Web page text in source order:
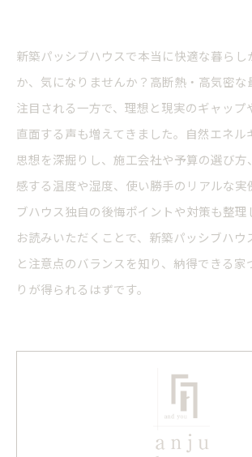
新築パッシブハウスで本当に快適な暮らし
か、気になりませんか？高断熱・高気密な
注目される一方で、理想と現実のギャップ
直面する声も増えてきました。自然エネル
思想を深掘りし、施工会社や予算の選び方
感する温度や湿度、使い勝手のリアルな実
ブハウス独自の後悔ポイントや対策も整理
お読みいただくことで、新築パッシブハウ
と注意点のバランスを知り、納得できる家
りが得られるはずです。